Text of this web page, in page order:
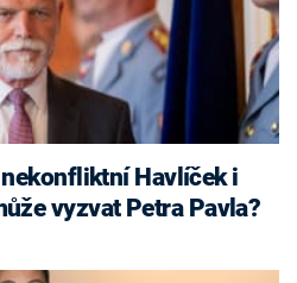
vyzvat Petra Pavla?